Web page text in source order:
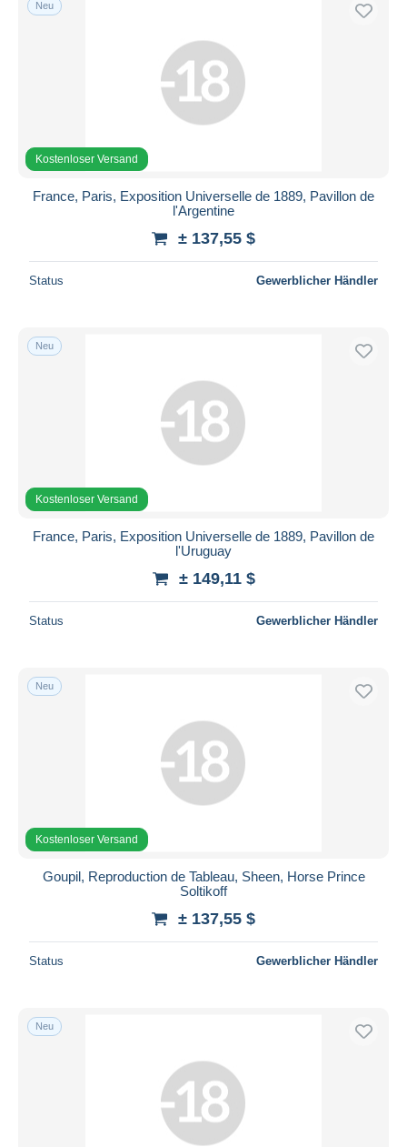
Kostenloser Versand
Banküberweisung
Mastercard
iDeal
Wohnsitz des Verkäufers
Übernehmen
Neu
Kostenloser Versand
France, Paris, Exposition Universelle de 1889, Pavillon de
l'Argentine
± 137,55 $
Status Gewerblicher Händler
Neu
Kostenloser Versand
France, Paris, Exposition Universelle de 1889, Pavillon de
l'Uruguay
± 149,11 $
Status Gewerblicher Händler
Neu
Kostenloser Versand
Goupil, Reproduction de Tableau, Sheen, Horse Prince
Soltikoff
± 137,55 $
Status Gewerblicher Händler
Neu